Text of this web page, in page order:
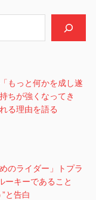
もっと何かを成し遂
ちが強くなってき
る理由を語る
のライダー」トプラ
ーキーであること
と告白